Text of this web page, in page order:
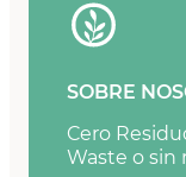
SOBRE
Cero
Waste o sin